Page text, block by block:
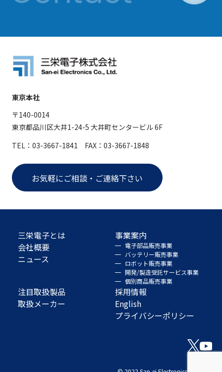
東京本社
〒140-0014
東京都品川区大井1-24-5 大井町センタービル 6F
TEL：03-3667-1841 FAX：03-3667-1848
お気軽にご相談・ご連絡下さい
三栄電子とは
会社概要
ニュース
事業案内
電子部品販売事業
バッテリー販売事業
ロボット販売事業
開発/製造受託サービス事業
個別商品販売事業
注目取扱製品
取扱メーカー
採用情報
English
プライバシーポリシー